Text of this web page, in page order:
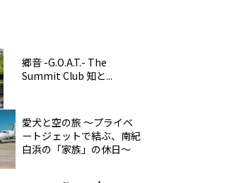
郷音 -G.O.A.T.- The
Summit Club 知と...
愛犬と空の旅 ～プライベ
ートジェットで結ぶ、南紀
白浜の「家族」の休日～